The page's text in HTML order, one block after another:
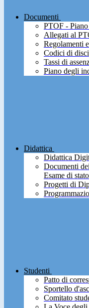
Documenti
PTOF -
Allegati al
Regolamenti
Codici di
Tassi di
Piano degli
Didattica
Didattica
Documenti
Esame di
Progetti di
Studenti
Patto di
Sportello
Comitato